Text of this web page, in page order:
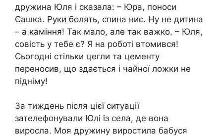
дружина Юля і сказала: – Юра, поноси
Сашка. Руки болять, спина ниє. Ну не дитина
– а каміння! Так мало, але так важко. – Юля,
совість у тебе є? Я на роботі втомився!
Сьогодні стільки цегли та цементу
переносив, що здається і чайної ложки не
підніму!
За тиждень після цієї ситуації
зателефонували Юлі із села, де вона
виросла. Моя дружину виростила бабуся